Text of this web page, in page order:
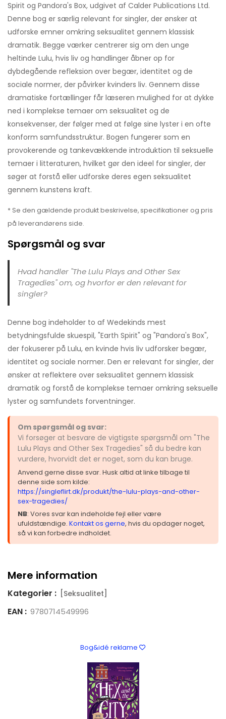
Spirit og Pandora's Box, udgivet af Calder Publications Ltd.
Denne bog er særlig relevant for singler, der ønsker at
udforske emner omkring seksualitet gennem klassisk
dramatik. Begge værker centrerer sig om den unge
heltinde Lulu, hvis liv og handlinger åbner op for
dybdegående refleksion over begær, identitet og de
sociale normer, der påvirker kvinders liv. Gennem disse
dramatiske fortællinger får læseren mulighed for at dykke
ned i komplekse temaer om seksualitet og de
konsekvenser, der følger med at følge sine lyster i en ofte
konform samfundsstruktur. Bogen fungerer som en
provokerende og tankevækkende introduktion til seksuelle
temaer i litteraturen, hvilket gør den ideel for singler, der
søger at forstå eller udforske deres egen seksualitet
gennem kunstens kraft.
* Se den gældende produkt beskrivelse, specifikationer og pris
på leverandørens side.
Spørgsmål og svar
Hvad handler "The Lulu Plays and Other Sex
Tragedies" om, og hvorfor er den relevant for
singler?
Denne bog indeholder to af Wedekinds mest
betydningsfulde skuespil, "Earth Spirit" og "Pandora's Box",
der fokuserer på Lulu, en kvinde hvis liv udforsker begær,
identitet og sociale normer. Den er relevant for singler, der
ønsker at reflektere over seksualitet gennem klassisk
dramatik og forstå de komplekse temaer omkring seksuelle
lyster og samfundets forventninger.
Om spørgsmål og svar:
Vi forsøger at besvare de vigtigste spørgsmål om "The
Lulu Plays and Other Sex Tragedies" så du bedre kan
vurdere, hvorvidt det er noget, som du kan bruge.
Anvend gerne disse svar. Husk altid at linke tilbage til
denne side som kilde:
https://singleflirt.dk/produkt/the-lulu-plays-and-other-
sex-tragedies/
NB: Vores svar kan indeholde fejl eller være
ufuldstændige. Kontakt os gerne, hvis du opdager noget,
så vi kan forbedre indholdet.
Mere information
Kategorier : [Seksualitet]
EAN : 9780714549996
Bog&idé reklame